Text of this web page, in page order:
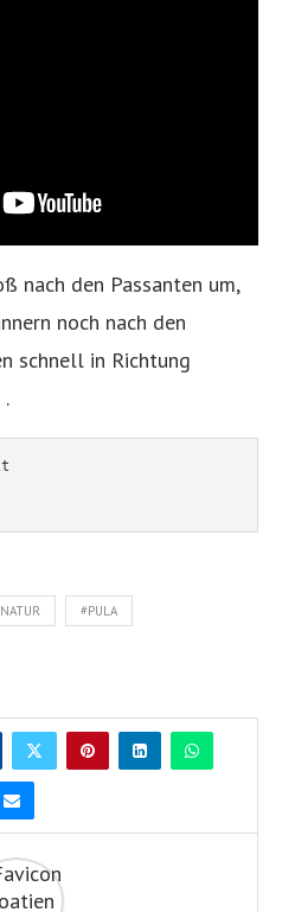
nach den Passanten um,
noch nach den
schnell in Richtung
.
#PULA